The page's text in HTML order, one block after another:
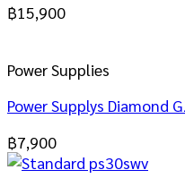
฿15,900
Power Supplies
Power Supplys Diamond
฿7,900